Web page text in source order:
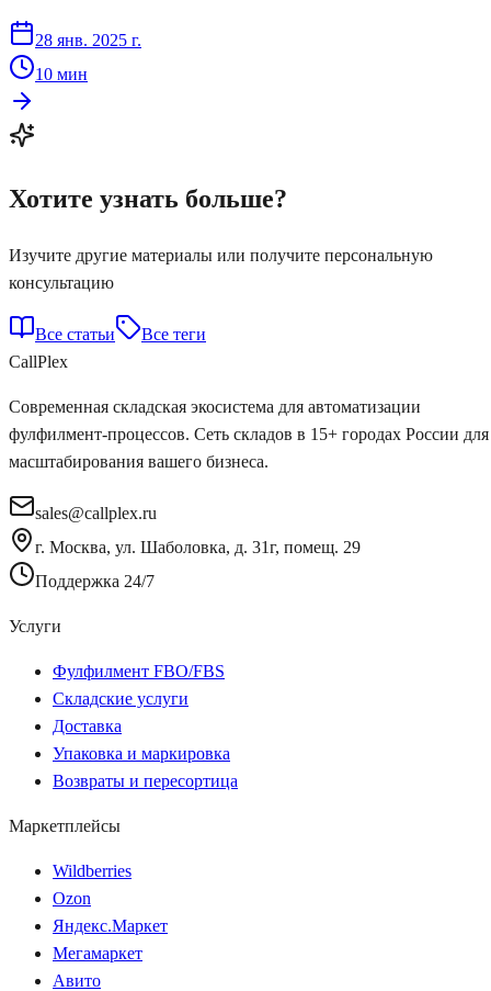
28 янв. 2025 г.
10 мин
Хотите узнать больше?
Изучите другие материалы или получите персональную
консультацию
Все статьи
Все теги
CallPlex
Современная складская экосистема для автоматизации
фулфилмент-процессов. Сеть складов в 15+ городах России для
масштабирования вашего бизнеса.
sales@callplex.ru
г. Москва, ул. Шаболовка, д. 31г, помещ. 29
Поддержка 24/7
Услуги
Фулфилмент FBO/FBS
Складские услуги
Доставка
Упаковка и маркировка
Возвраты и пересортица
Маркетплейсы
Wildberries
Ozon
Яндекс.Маркет
Мегамаркет
Авито